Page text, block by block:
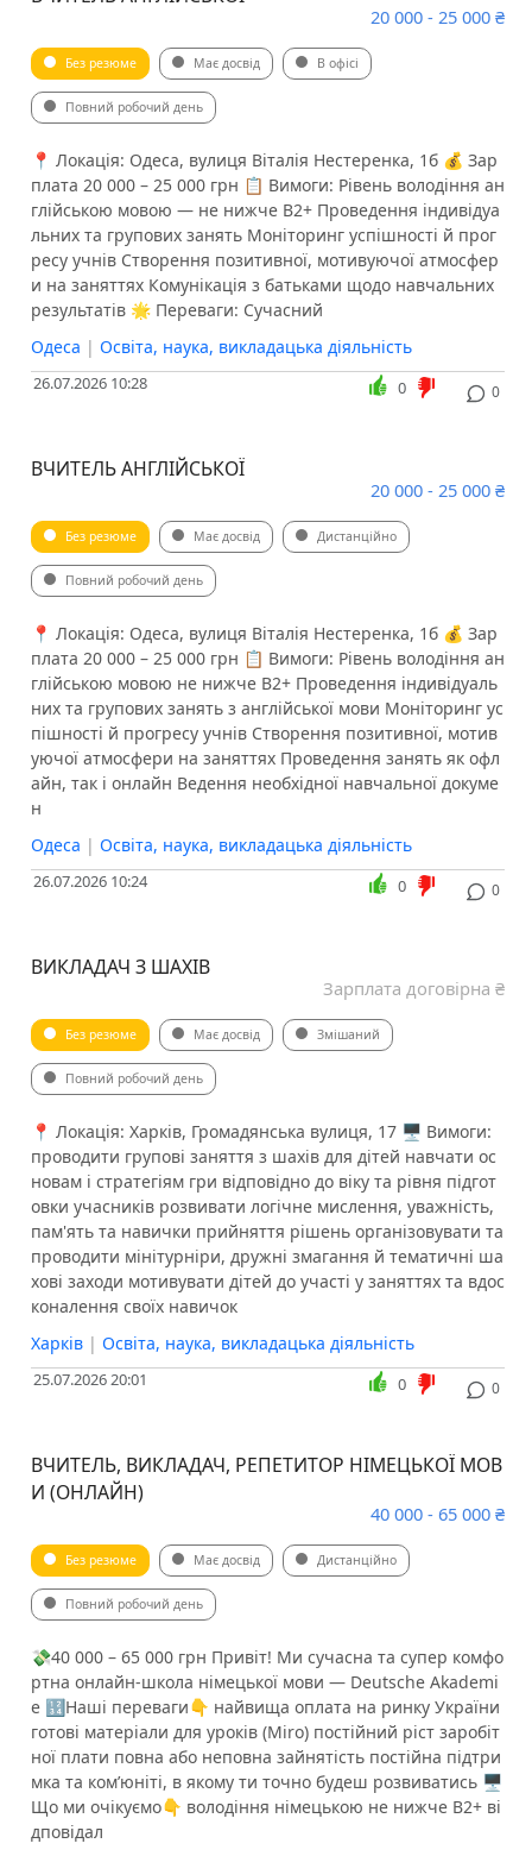
20 000 - 25 000 ₴
Без резюме Має досвід В офісі
Повний робочий день
📍 Локація: Одеса, вулиця Віталія Нестеренка, 1б 💰 Зар
плата 20 000 – 25 000 грн 📋 Вимоги: Рівень володіння ан
глійською мовою — не нижче B2+ Проведення індивідуа
льних та групових занять Моніторинг успішності й прог
ресу учнів Створення позитивної, мотивуючої атмосфер
и на заняттях Комунікація з батьками щодо навчальних
результатів 🌟 Переваги: Сучасний
Одеса | Освіта, наука, викладацька діяльність
26.07.2026 10:28 0
0
ВЧИТЕЛЬ АНГЛІЙСЬКОЇ
20 000 - 25 000 ₴
Без резюме Має досвід Дистанційно
Повний робочий день
📍 Локація: Одеса, вулиця Віталія Нестеренка, 1б 💰 Зар
плата 20 000 – 25 000 грн 📋 Вимоги: Рівень володіння ан
глійською мовою не нижче B2+ Проведення індивідуаль
них та групових занять з англійської мови Моніторинг ус
пішності й прогресу учнів Створення позитивної, мотив
уючої атмосфери на заняттях Проведення занять як офл
айн, так і онлайн Ведення необхідної навчальної докуме
н
Одеса | Освіта, наука, викладацька діяльність
26.07.2026 10:24 0
0
ВИКЛАДАЧ З ШАХІВ
Зарплата договірна ₴
Без резюме Має досвід Змішаний
Повний робочий день
📍 Локація: Харків, Громадянська вулиця, 17 🖥 Вимоги:
проводити групові заняття з шахів для дітей навчати ос
новам і стратегіям гри відповідно до віку та рівня підгот
овки учасників розвивати логічне мислення, уважність,
пам'ять та навички прийняття рішень організовувати та
проводити мінітурніри, дружні змагання й тематичні ша
хові заходи мотивувати дітей до участі у заняттях та вдос
коналення своїх навичок
Харків | Освіта, наука, викладацька діяльність
25.07.2026 20:01 0
0
ВЧИТЕЛЬ, ВИКЛАДАЧ, РЕПЕТИТОР НІМЕЦЬКОЇ МОВ
И (ОНЛАЙН)
40 000 - 65 000 ₴
Без резюме Має досвід Дистанційно
Повний робочий день
💸40 000 – 65 000 грн Привіт! Ми сучасна та супер комфо
ртна онлайн-школа німецької мови — Deutsche Akademi
e️ 🔢Наші переваги👇 найвища оплата на ринку України
готові матеріали для уроків (Miro) постійний ріст заробіт
ної плати повна або неповна зайнятість постійна підтри
мка та ком’юніті, в якому ти точно будеш розвиватись 🖥
Що ми очікуємо👇 володіння німецькою не нижче В2+ ві
дповідал